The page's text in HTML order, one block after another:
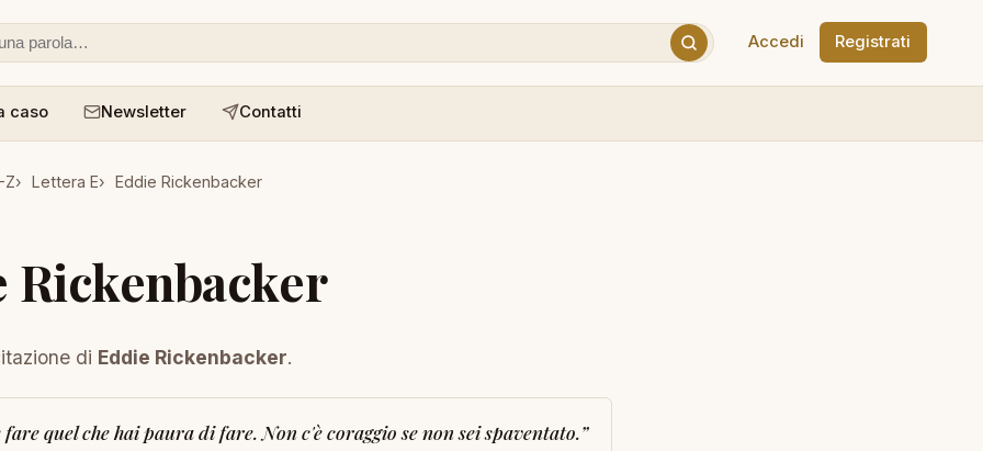
o un aforisma
Accedi Registrati
caso Newsletter Contatti
Z Lettera E Eddie Rickenbacker
Rickenbacker
di Eddie Rickenbacker.
fare quel che hai paura di fare. Non c'è coraggio se non sei spaventato.”